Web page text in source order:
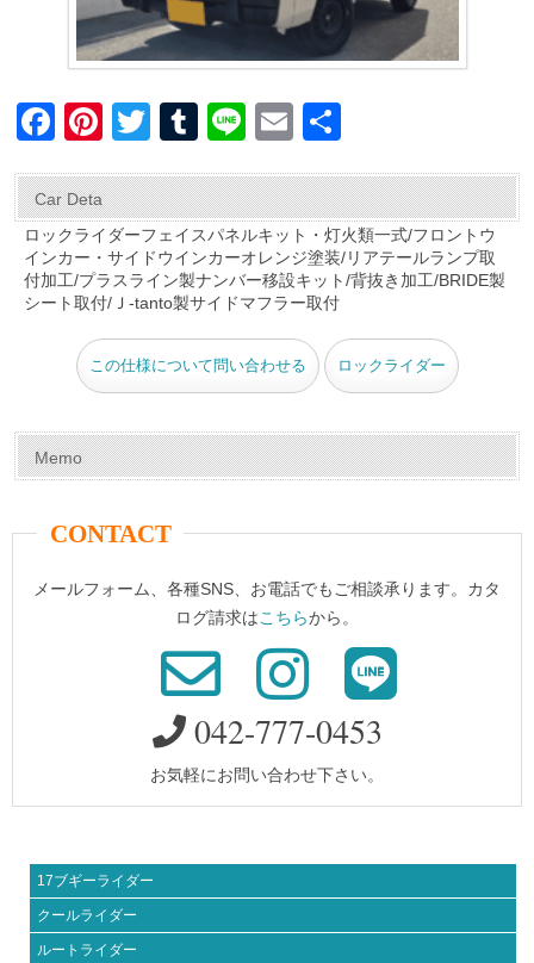
F
c
e
b
o
Pi
er
e
st
T
tt
er
T
m
bl
r
Li
e
E
ail
Car Deta
ロックライダーフェイスパネルキット・灯火類一式/フロントウ
インカー・サイドウインカーオレンジ塗装/リアテールランプ取
付加工/プラスライン製ナンバー移設キット/背抜き加工/BRIDE製
シート取付/Ｊ-tanto製サイドマフラー取付
この仕様について問い合わせる ロックライダー
Memo
CONTACT
メールフォーム、各種SNS、お電話でもご相談承ります。カタ
ログ請求はこちらから。
042-777-0453
お気軽にお問い合わせ下さい。
17ブギーライダー
クールライダー
ルートライダー